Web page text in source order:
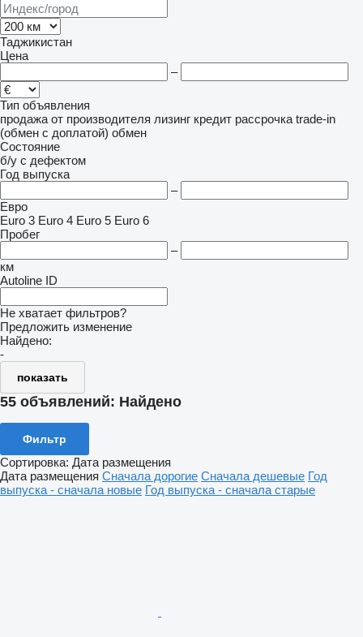
Таджикистан
Цена
–
Тип объявления
продажа от производителя лизинг кредит рассрочка trade-in
(обмен с доплатой) обмен
Состояние
б/у с дефектом
Год выпуска
–
Евро
Euro 3 Euro 4 Euro 5 Euro 6
Пробег
–
км
Autoline ID
Не хватает фильтров?
Предложить изменение
Найдено:
-
показать
55 объявлений: Найдено
Фильтр
Сортировка: Дата размещения
Дата размещения Сначала дорогие Сначала дешевые Год
выпуска - сначала новые Год выпуска - сначала старые